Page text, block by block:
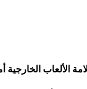
الألعاب الخارجية